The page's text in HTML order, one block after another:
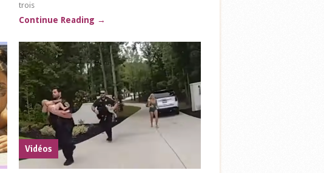
trois
Continue Reading →
Vidéos